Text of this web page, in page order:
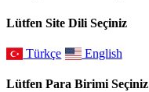
Lütfen Site Dili Seçiniz
Türkçe English
Lütfen Para Birimi Seçiniz